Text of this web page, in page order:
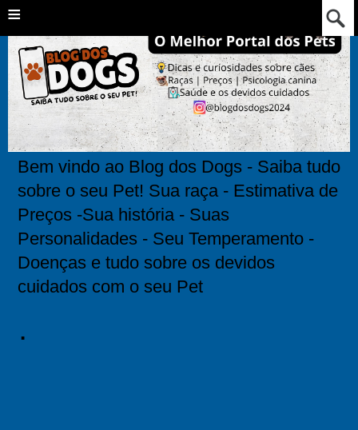
≡
Bem vindo ao Blog dos Dogs - Saiba tudo
sobre o seu Pet! Sua raça - Estimativa de
Preços -Sua história - Suas
Personalidades - Seu Temperamento -
Doenças e tudo sobre os devidos
cuidados com o seu Pet
.